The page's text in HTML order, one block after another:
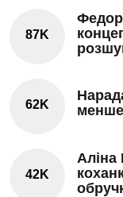
87K
62K
менше
42K
Аліна